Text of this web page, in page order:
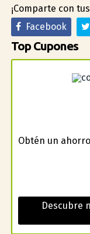
¡Comparte con
Facebook
Top Cupones
Obtén un
Descubre